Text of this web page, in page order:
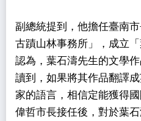
副總統提到，他擔任臺南
古蹟山林事務所」，成立
認為，葉石濤先生的文學
讀到，如果將其作品翻譯
家的語言，相信定能獲得
偉哲市長接任後，對於葉